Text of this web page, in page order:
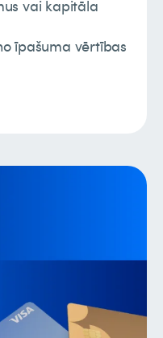
vai kapitāla
īpašuma vērtības